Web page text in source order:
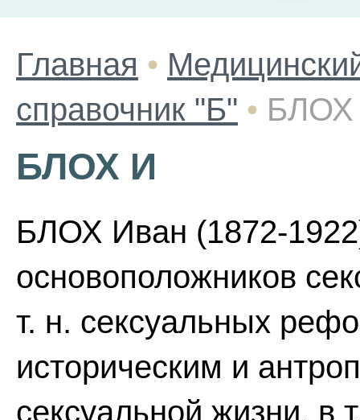
Главная •
справочник "Б" •
БЛОХ И
БЛОХ Иван (1872-
основоположников
т. н. сексуальных
историческим и
сексуальной жизни, в